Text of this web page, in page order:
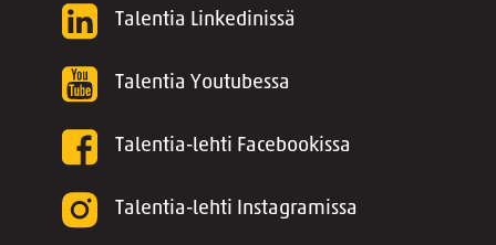
Talentia Linkedinissä
Talentia Youtubessa
Talentia-lehti Facebookissa
Talentia-lehti Instagramissa